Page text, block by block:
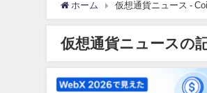
ホーム 仮想通貨ニュース -
仮想通貨ニュースの